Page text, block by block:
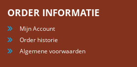
ORDER INFORMATIE
Mijn Account
Order historie
Algemene voorwaarden